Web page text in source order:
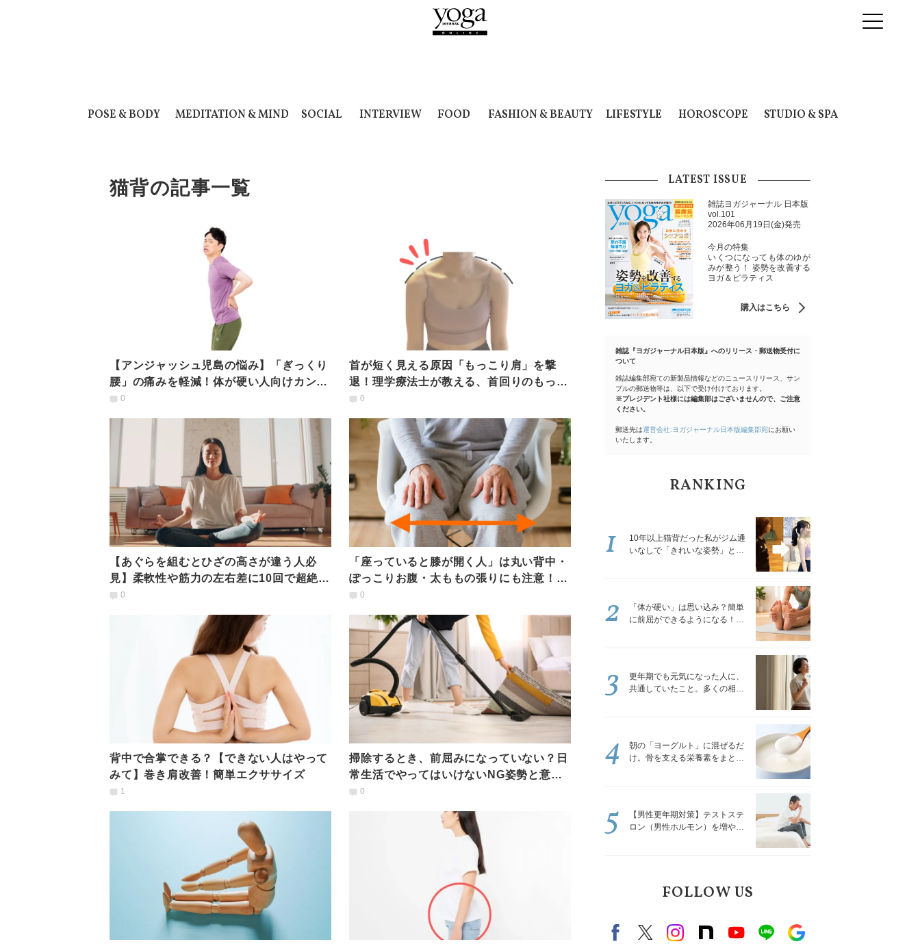
POSE & BODY MEDITATION & MIND SOCIAL INTERVIEW FOOD FASHION & BEAUTY LIFESTYLE HOROSCOPE STUDIO & SPA
猫背の記事一覧
【アンジャッシュ児島の悩み】「ぎっくり
腰」の痛みを軽減！体が硬い人向けカンタ
ン指圧＆ヨガポーズ
0
首が短く見える原因「もっこり肩」を撃
退！理学療法士が教える、首回りのもっこ
り解消ストレッチ3選
0
【あぐらを組むとひざの高さが違う人必
見】柔軟性や筋力の左右差に10回で超絶効
くヒップアップエクサ
0
「座っていると膝が開く人」は丸い背中・
ぽっこりお腹・太ももの張りにも注意！内
もも意識の3ポーズ
0
背中で合掌できる？【できない人はやって
みて】巻き肩改善！簡単エクササイズ
1
掃除するとき、前屈みになっていない？日
常生活でやってはいけないNG姿勢と意識
すべき３つのポイント
0
LATEST ISSUE
雑誌ヨガジャーナル 日本版
vol.101
2026年06月19日(金)発売
今月の特集
いくつになっても体のゆが
みが整う！ 姿勢を改善する
ヨガ＆ピラティス
購入はこちら
雑誌『ヨガジャーナル日本版』へのリリース・郵送物受付に
ついて
雑誌編集部宛ての新製品情報などのニュースリリース、サン
プルの郵送物等は、以下で受け付けております。
※プレジデント社様には編集部はございませんので、ご注意
ください。
郵送先は運営会社:ヨガジャーナル日本版編集部宛にお願い
いたします。
RANKING
10年以上猫背だった私がジム通
いなしで「きれいな姿勢」と褒
1
「体が硬い」は思い込み？簡単
に前屈ができるようになる！腿
2
更年期でも元気になった人に、
共通していたこと。多くの相談
3
朝の「ヨーグルト」に混ぜるだ
け。骨を支える栄養素をまとめ
4
【男性更年期対策】テストステ
ロン（男性ホルモン）を増やす
5
FOLLOW US
FacebookX（旧twitter）
instagram
note Youtubeline